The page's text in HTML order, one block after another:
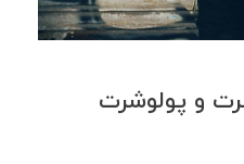
و پولوشرت